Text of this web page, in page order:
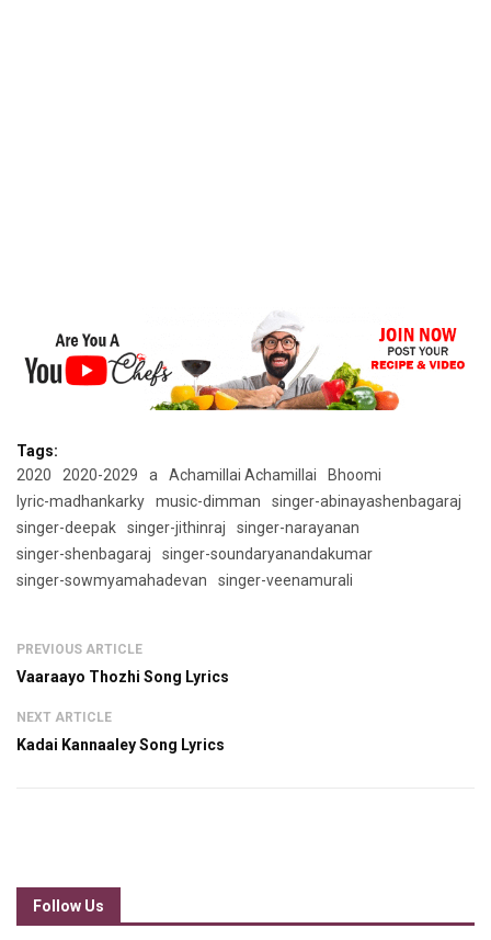
Tags:
2020
2020-2029 a Achamillai Achamillai
Bhoomi
lyric-madhankarky
music-dimman
singer-abinayashenbagaraj
singer-deepak
singer-jithinraj
singer-narayanan
singer-shenbagaraj
singer-soundaryanandakumar
singer-sowmyamahadevan
singer-veenamurali
PREVIOUS ARTICLE
Vaaraayo Thozhi Song Lyrics
NEXT ARTICLE
Kadai Kannaaley Song Lyrics
Follow Us